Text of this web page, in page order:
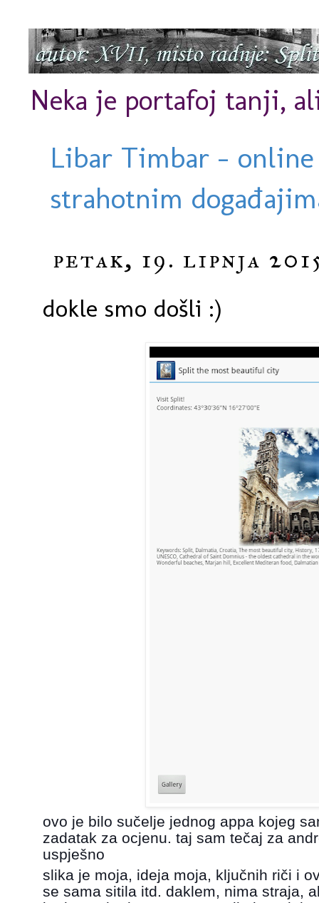
Neka je portafoj tanji,
Libar Timbar -
strahotnim
petak, 19. lipnja
dokle smo došli :)
ovo je bilo sučelje jednog appa kojeg
zadatak za ocjenu. taj sam tečaj za
uspješno
slika je moja, ideja moja, ključnih riči i
se sama sitila itd. daklem, nima straja,